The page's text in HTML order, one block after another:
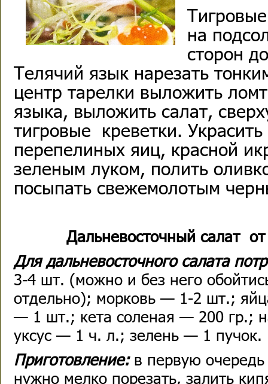
на
сторон
Телячий язык нарезать
центр тарелки выложить
языка, выложить салат,
тигровые креветки.
перепелиных яиц, красной
зеленым луком, полить
посыпать свежемолотым
Дальневосточный салат
Для дальневосточного салата
3-4 шт. (можно и без него
отдельно); морковь — 1-2 шт.;
— 1 шт.; кета соленая — 200 гр.;
уксус — 1 ч. л.; зелень — 1 пучок.
Приготовление: в первую
нужно мелко порезать, залить